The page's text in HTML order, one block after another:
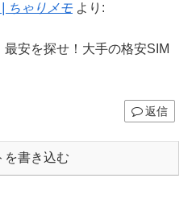
ちゃりメモ より:
安を探せ！大手の格安SIM
返信
を書き込む